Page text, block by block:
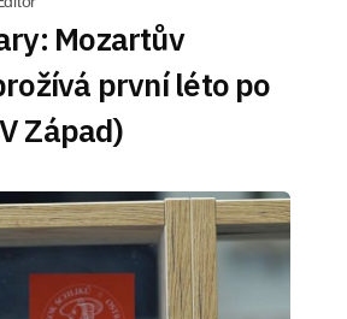
Mozartův
první léto po
Západ)